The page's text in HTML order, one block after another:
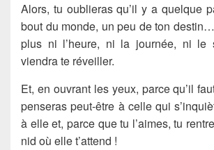
Alors, tu oublieras qu’il y a quelque
bout du monde, un peu de ton
plus ni l’heure, ni la journée, ni le
viendra te réveiller.
Et, en ouvrant les yeux, parce qu’il
penseras peut-être à celle qui
à elle et, parce que tu l’aimes, tu
nid où elle t’attend !